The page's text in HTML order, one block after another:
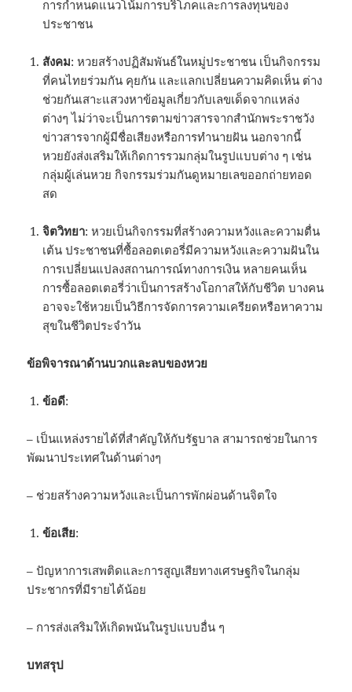
การกำหนดแนวโน้มการบริโภคและการลงทุนของ
ประชาชน
สังคม: หวยสร้างปฏิสัมพันธ์ในหมู่ประชาชน เป็นกิจกรรม
ที่คนไทยร่วมกัน คุยกัน และแลกเปลี่ยนความคิดเห็น ต่าง
ช่วยกันเสาะแสวงหาข้อมูลเกี่ยวกับเลขเด็ดจากแหล่ง
ต่างๆ ไม่ว่าจะเป็นการตามข่าวสารจากสำนักพระราชวัง
ข่าวสารจากผู้มีชื่อเสียงหรือการทำนายฝัน นอกจากนี้
หวยยังส่งเสริมให้เกิดการรวมกลุ่มในรูปแบบต่าง ๆ เช่น
กลุ่มผู้เล่นหวย กิจกรรมร่วมกันดูหมายเลขออกถ่ายทอด
สด
จิตวิทยา: หวยเป็นกิจกรรมที่สร้างความหวังและความตื่น
เต้น ประชาชนที่ซื้อลอตเตอรี่มีความหวังและความฝันใน
การเปลี่ยนแปลงสถานการณ์ทางการเงิน หลายคนเห็น
การซื้อลอตเตอรี่ว่าเป็นการสร้างโอกาสให้กับชีวิต บางคน
อาจจะใช้หวยเป็นวิธีการจัดการความเครียดหรือหาความ
สุขในชีวิตประจำวัน
ข้อพิจารณาด้านบวกและลบของหวย
ข้อดี:
– เป็นแหล่งรายได้ที่สำคัญให้กับรัฐบาล สามารถช่วยในการ
พัฒนาประเทศในด้านต่างๆ
– ช่วยสร้างความหวังและเป็นการพักผ่อนด้านจิตใจ
ข้อเสีย:
– ปัญหาการเสพติดและการสูญเสียทางเศรษฐกิจในกลุ่ม
ประชากรที่มีรายได้น้อย
– การส่งเสริมให้เกิดพนันในรูปแบบอื่น ๆ
บทสรุป